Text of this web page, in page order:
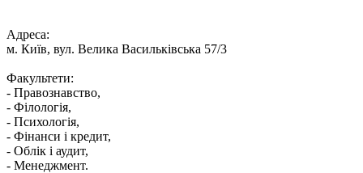
Адреса:
м. Київ, вул. Велика Васильківська 57/3
Факультети:
- Правознавство,
- Філологія,
- Психологія,
- Фінанси і кредит,
- Облік і аудит,
- Менеджмент.